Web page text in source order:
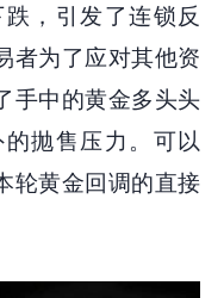
，引发了连锁反
者为了应对其他资
手中的黄金多头头
抛售压力。可以
轮黄金回调的直接